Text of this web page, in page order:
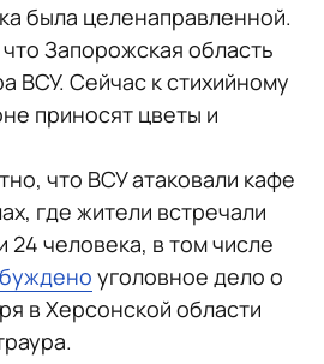
была целенаправленной.
Запорожская область
ВСУ. Сейчас к стихийному
приносят цветы и
что ВСУ атаковали кафе
где жители встречали
24 человека, в том числе
уголовное дело о
в Херсонской области